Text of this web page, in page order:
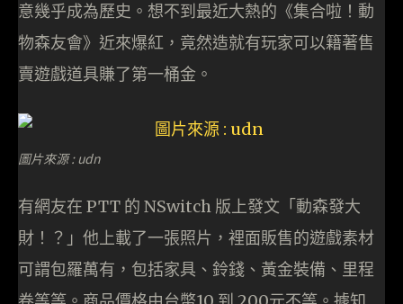
意幾乎成為歷史。想不到最近大熱的《集合啦！動
物森友會》近來爆紅，竟然造就有玩家可以籍著售
賣遊戲道具賺了第一桶金。
圖片來源 : udn
有網友在 PTT 的 NSwitch 版上發文「動森發大
財！？」他上載了一張照片，裡面販售的遊戲素材
可謂包羅萬有，包括家具、鈴錢、黃金裝備、里程